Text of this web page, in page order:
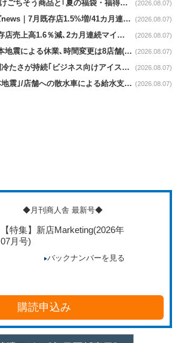
PLANTnews｜お盆向けごちそう商品と｢夏の福袋・福得カート｣8/8から開催 (2026.08.07)
リテールパートナーズnews｜7月既存店1.5%増/41カ月連続増 (2026.08.07)
MrMax news｜7月既存店売上高1.6％減､2カ月連続マイナス (2026.08.07)
イオン九州news｜熊本地震による休業､時間変更は8店舗(8/7時点) (2026.08.07)
青山商事news｜6時間冷たさが持続｢ビジネス向けアイスベスト｣発売 (2026.08.07)
ローソンnews｜｢熊本地震｣/店舗への散水車による給水支援を開始 (2026.08.07)
◆月刊商人舎 最新号◆
【特集】新店Marketing(2026年
07月号)
バックナンバーを見る
購読申込み